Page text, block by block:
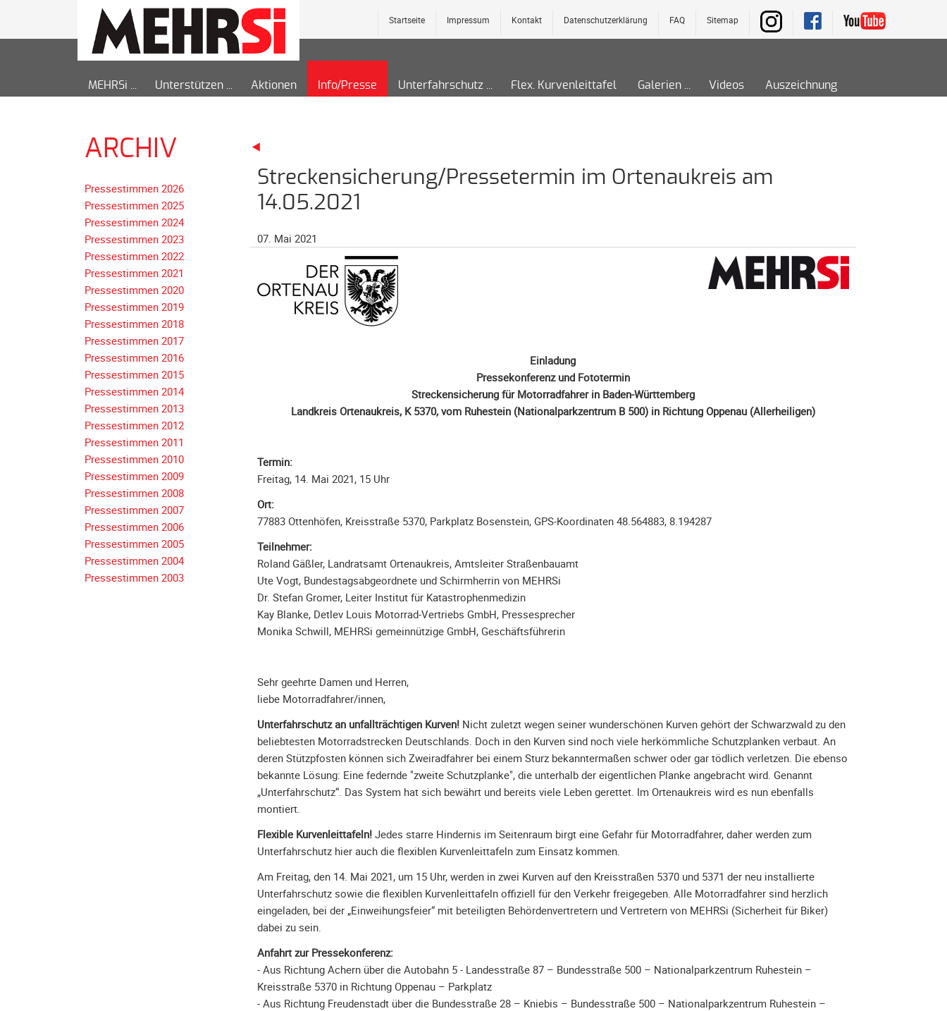
Sitemap
FAQ
Datenschutzerklärung
Kontakt
Impressum
Startseite
MEHRSi Unterstützen Aktionen Info/Presse Unterfahrschutz Flex. Kurvenleittafel Galerien Videos Auszeichnung
Streckensicherung/Pressetermin im Ortenaukreis am
14.05.2021
07. Mai 2021
Einladung
Pressekonferenz und Fototermin
Streckensicherung für Motorradfahrer in Baden-Württemberg
Landkreis Ortenaukreis, K 5370, vom Ruhestein (Nationalparkzentrum B 500) in Richtung Oppenau (Allerheiligen)
Termin:
Freitag, 14. Mai 2021, 15 Uhr
Ort:
77883 Ottenhöfen, Kreisstraße 5370, Parkplatz Bosenstein, GPS-Koordinaten 48.564883, 8.194287
Teilnehmer:
Roland Gäßler, Landratsamt Ortenaukreis, Amtsleiter Straßenbauamt
Ute Vogt, Bundestagsabgeordnete und Schirmherrin von MEHRSi
Dr. Stefan Gromer, Leiter Institut für Katastrophenmedizin
Kay Blanke, Detlev Louis Motorrad-Vertriebs GmbH, Pressesprecher
Monika Schwill, MEHRSi gemeinnützige GmbH, Geschäftsführerin
Sehr geehrte Damen und Herren,
liebe Motorradfahrer/innen,
Unterfahrschutz an unfallträchtigen Kurven!Nicht zuletzt wegen seiner wunderschönen Kurven gehört der Schwarzwald zu den
beliebtesten Motorradstrecken Deutschlands. Doch in den Kurven sind noch viele herkömmliche Schutzplanken verbaut. An
deren Stützpfosten können sich Zweiradfahrer bei einem Sturz bekanntermaßen schwer oder gar tödlich verletzen. Die ebenso
bekannte Lösung: Eine federnde "zweite Schutzplanke", die unterhalb der eigentlichen Planke angebracht wird. Genannt
„Unterfahrschutz“. Das System hat sich bewährt und bereits viele Leben gerettet. Im Ortenaukreis wird es nun ebenfalls
montiert.
Flexible Kurvenleittafeln!Jedes starre Hindernis im Seitenraum birgt eine Gefahr für Motorradfahrer, daher werden zum
Unterfahrschutz hier auch die flexiblen Kurvenleittafeln zum Einsatz kommen.
Am Freitag, den 14. Mai 2021, um 15 Uhr, werden in zwei Kurven auf den Kreisstraßen 5370 und 5371 der neu installierte
Unterfahrschutz sowie die flexiblen Kurvenleittafeln offiziell für den Verkehr freigegeben. Alle Motorradfahrer sind herzlich
eingeladen, bei der „Einweihungsfeier“ mit beteiligten Behördenvertretern und Vertretern von MEHRSi (Sicherheit für Biker)
dabei zu sein.
Anfahrt zur Pressekonferenz:
- Aus Richtung Achern über die Autobahn 5 - Landesstraße 87 – Bundesstraße 500 – Nationalparkzentrum Ruhestein –
Kreisstraße 5370 in Richtung Oppenau – Parkplatz
- Aus Richtung Freudenstadt über die Bundesstraße 28 – Kniebis – Bundesstraße 500 – Nationalparkzentrum Ruhestein –
ARCHIV
Pressestimmen 2026
Pressestimmen 2025
Pressestimmen 2024
Pressestimmen 2023
Pressestimmen 2022
Pressestimmen 2021
Pressestimmen 2020
Pressestimmen 2019
Pressestimmen 2018
Navigation
überspringen
Pressestimmen 2017
Pressestimmen 2016
Pressestimmen 2015
Pressestimmen 2014
Pressestimmen 2013
Pressestimmen 2012
Pressestimmen 2011
Pressestimmen 2010
Pressestimmen 2009
Pressestimmen 2008
Pressestimmen 2007
Pressestimmen 2006
Pressestimmen 2005
Pressestimmen 2004
Pressestimmen 2003